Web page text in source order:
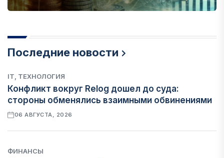
Последние новости
IT, ТЕХНОЛОГИЯ
Конфликт вокруг Relog дошел до суда:
стороны обменялись взаимными обвинениями
06 АВГУСТА, 2026
ФИНАНСЫ